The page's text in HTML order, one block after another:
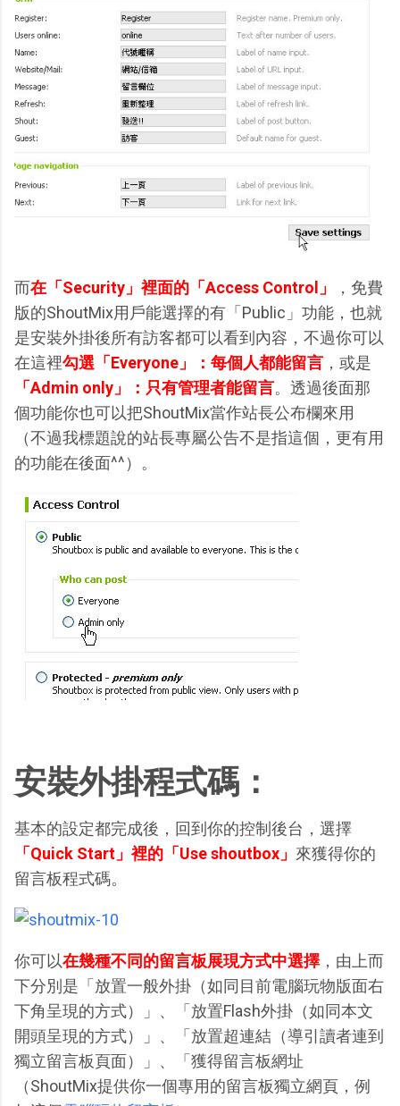
而在「Security」裡面的「Access Control」
，免費
版的ShoutMix用戶能選擇的有「Public」功能，也就
是安裝外掛後所有訪客都可以看到內容，不過你可以
在這裡勾選「Everyone」：每個人都能留言 ，或是
「Admin only」：只有管理者能留言。透過後面那
個功能你也可以把ShoutMix當作站長公布欄來用
（不過我標題說的站長專屬公告不是指這個，更有用
的功能在後面^^）。
安裝外掛程式碼：
基本的設定都完成後，回到你的控制後台，選擇
「Quick Start」裡的「Use shoutbox」 來獲得你的
留言板程式碼。
你可以在幾種不同的留言板展現方式中選擇 ，由上而
下分別是「放置一般外掛（如同目前電腦玩物版面右
下角呈現的方式）」、「放置Flash外掛（如同本文
開頭呈現的方式）」、「放置超連結（導引讀者連到
獨立留言板頁面）」、「獲得留言板網址
（ShoutMix提供你一個專用的留言板獨立網頁，例